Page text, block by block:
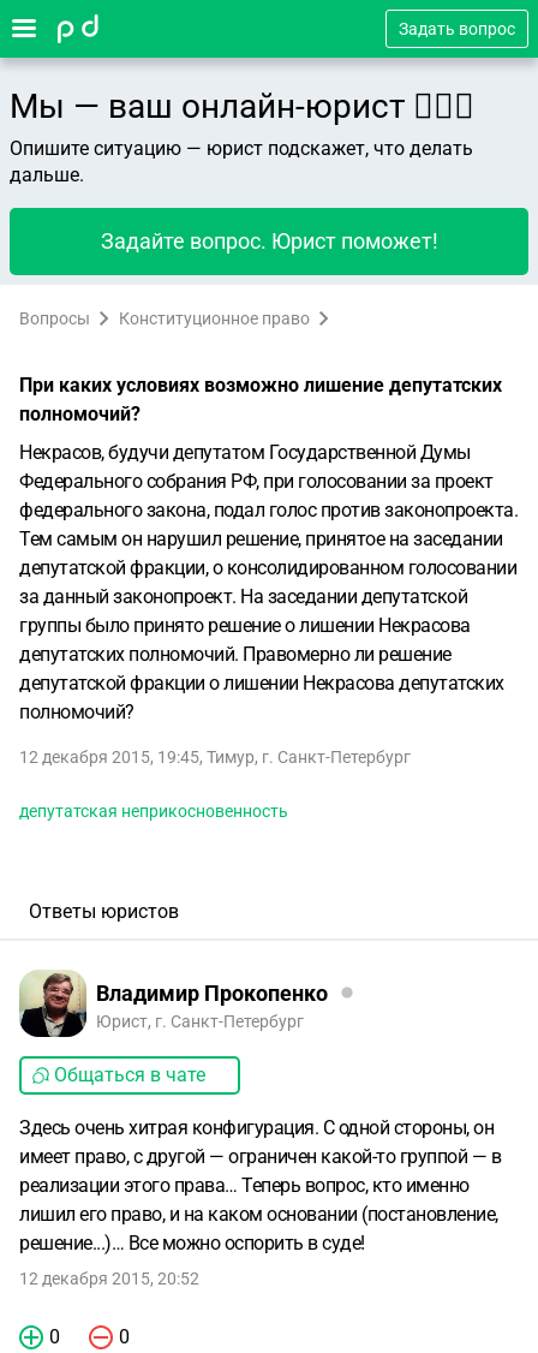
Задать вопрос
Мы — ваш онлайн-юрист 👨🏻‍⚖️
Опишите ситуацию — юрист подскажет, что делать
дальше.
Задайте вопрос. Юрист поможет!
Вопросы Конституционное право
При каких условиях возможно лишение депутатских
полномочий?
Некрасов, будучи депутатом Государственной Думы
Федерального собрания РФ, при голосовании за проект
федерального закона, подал голос против законопроекта.
Тем самым он нарушил решение, принятое на заседании
депутатской фракции, о консолидированном голосовании
за данный законопроект. На заседании депутатской
группы было принято решение о лишении Некрасова
депутатских полномочий. Правомерно ли решение
депутатской фракции о лишении Некрасова депутатских
полномочий?
12 декабря 2015, 19:45, Тимур, г. Санкт-Петербург
депутатская неприкосновенность
Ответы юристов
Владимир Прокопенко
Юрист, г. Санкт-Петербург
Общаться в чате
Здесь очень хитрая конфигурация. С одной стороны, он
имеет право, с другой — ограничен какой-то группой — в
реализации этого права… Теперь вопрос, кто именно
лишил его право, и на каком основании (постановление,
решение...)… Все можно оспорить в суде!
12 декабря 2015, 20:52
0 0